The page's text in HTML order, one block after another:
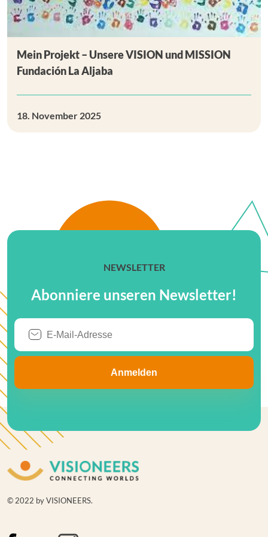
Mein Projekt – Unsere VISION und MISSION
Fundación La Aljaba
18. November 2025
NEWSLETTER
Abonniere unseren Newsletter!
© 2022 by VISIONEERS.